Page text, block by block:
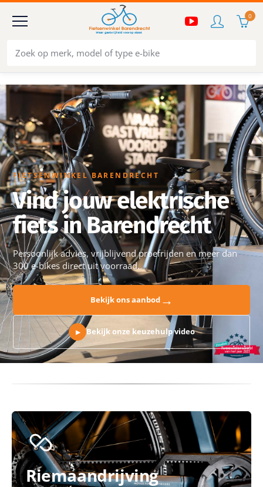
0
FIETSENWINKEL BARENDRECHT
Vind jouw elektrische
fiets in Barendrecht
Persoonlijk advies, vrijblijvend proefrijden en meer dan
300 e-bikes direct uit voorraad.
Bekijk ons aanbod→
▶ Bekijk onze keuzehulp video
Riemaandrijving